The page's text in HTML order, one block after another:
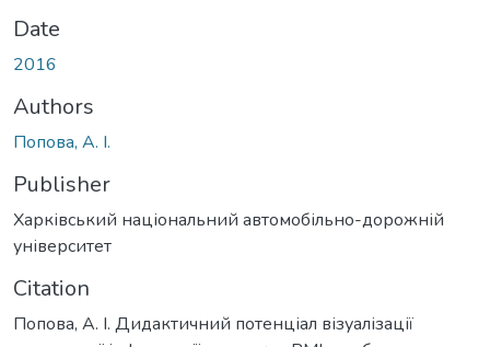
Date
2016
Authors
Попова, А. І.
Publisher
Харківський національний автомобільно-дорожній
університет
Citation
Попова, А. І. Дидактичний потенціал візуалізації